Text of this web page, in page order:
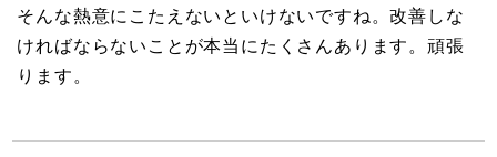
そんな熱意にこたえないといけないですね。改善しな
ければならないことが本当にたくさんあります。頑張
ります。